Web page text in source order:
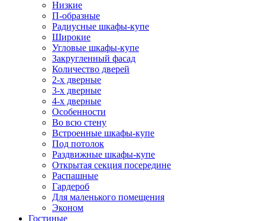
Низкие
П-образные
Радиусные шкафы-купе
Широкие
Угловые шкафы-купе
Закругленный фасад
Количество дверей
2-х дверные
3-х дверные
4-х дверные
Особенности
Во всю стену
Встроенные шкафы-купе
Под потолок
Раздвижные шкафы-купе
Открытая секция посередине
Распашные
Гардероб
Для маленького помещения
Эконом
Гостиные